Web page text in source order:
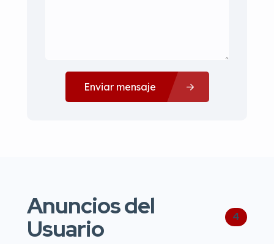
Enviar mensaje
Anuncios del
Usuario 4